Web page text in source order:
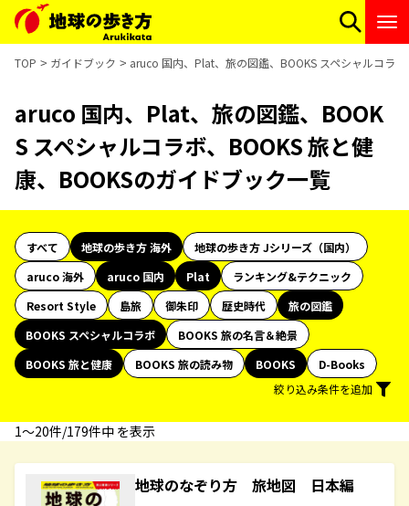
TOP ガイドブック aruco 国内、Plat、旅の図鑑、BOOKS スペシャルコラ
aruco 国内、Plat、旅の図鑑、BOOK
S スペシャルコラボ、BOOKS 旅と健
康、BOOKSのガイドブック一覧
すべて 地球の歩き方 海外
地球の歩き方 Jシリーズ（国内）
aruco 海外
aruco 国内 Plat
ランキング&テクニック
Resort Style
島旅 御朱印 歴史時代
旅の図鑑
BOOKS スペシャルコラボ
BOOKS 旅の名言＆絶景
BOOKS 旅と健康
BOOKS 旅の読み物 BOOKS
D-Books
絞り込み条件を追加
1〜20件/179件中 を表示
地球のなぞり方 旅地図 日本編